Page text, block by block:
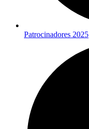
Patrocinadores 2025